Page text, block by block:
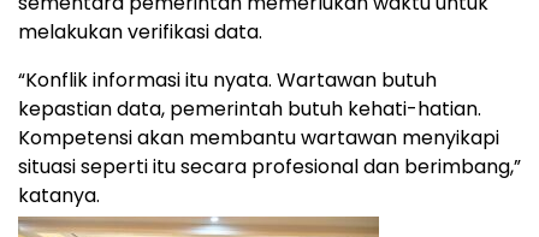
melakukan verifikasi data.
“Konflik informasi itu nyata. Wartawan butuh
kepastian data, pemerintah butuh kehati-hatian.
Kompetensi akan membantu wartawan menyikapi
situasi seperti itu secara profesional dan berimbang,”
katanya.